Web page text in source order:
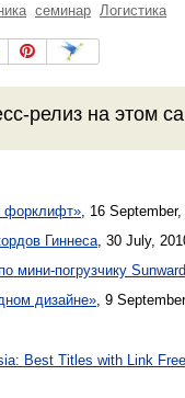
семинар Логистика
релиз на этом
форклифт»
16
Гиннеса, 30 July,
мини-погрузчику Sunward
дизайне», 9
Best Titles with Link